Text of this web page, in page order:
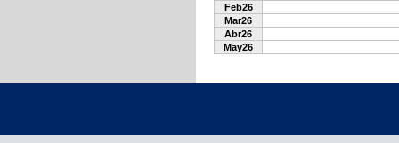
Feb26
Mar26
Abr26
May26